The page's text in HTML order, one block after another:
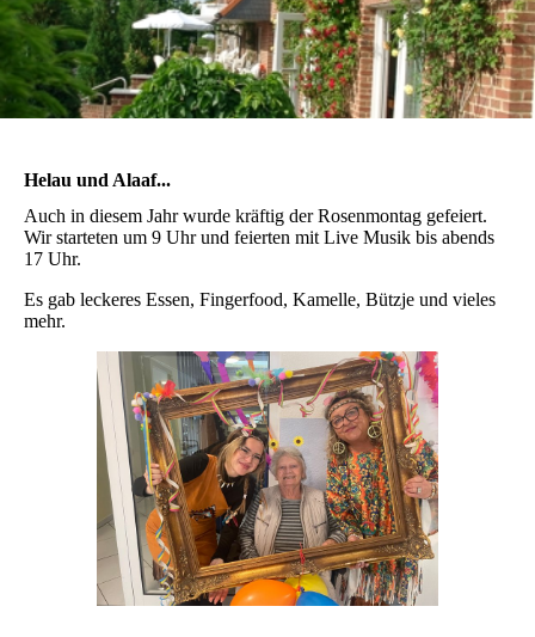
Helau und Alaaf...
Auch in diesem Jahr wurde kräftig der Rosenmontag gefeiert.
Wir starteten um 9 Uhr und feierten mit Live Musik bis abends
17 Uhr.
Es gab leckeres Essen, Fingerfood, Kamelle, Bützje und vieles
mehr.